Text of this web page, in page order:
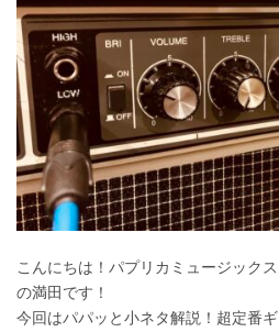
こんにちは！パプリカミュージック
の満田です！
今回はパパッと小ネタ解説！超定番